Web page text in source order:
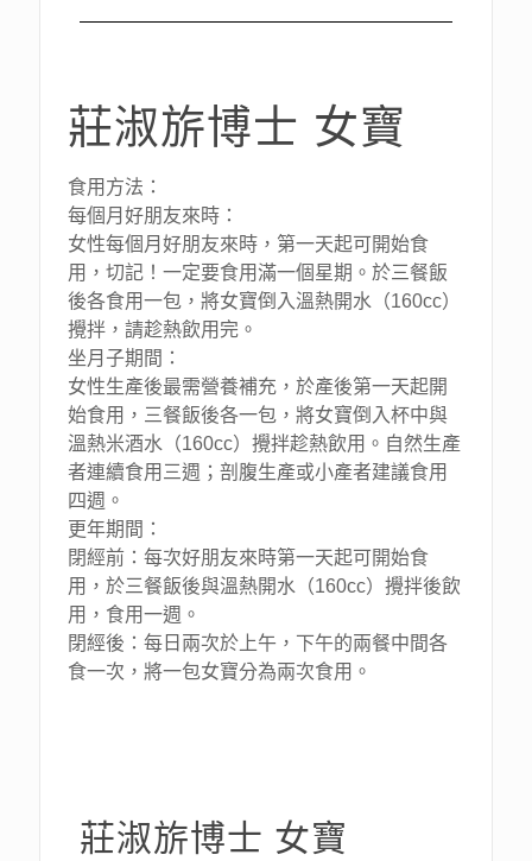
莊淑旂博士 女寶
食用方法：
每個月好朋友來時：
女性每個月好朋友來時，第一天起可開始食
用，切記！一定要食用滿一個星期。於三餐飯
後各食用一包，將女寶倒入溫熱開水（160cc）
攪拌，請趁熱飲用完。
坐月子期間：
女性生產後最需營養補充，於產後第一天起開
始食用，三餐飯後各一包，將女寶倒入杯中與
溫熱米酒水（160cc）攪拌趁熱飲用。自然生產
者連續食用三週；剖腹生產或小產者建議食用
四週。
更年期間：
閉經前：每次好朋友來時第一天起可開始食
用，於三餐飯後與溫熱開水（160cc）攪拌後飲
用，食用一週。
閉經後：每日兩次於上午，下午的兩餐中間各
食一次，將一包女寶分為兩次食用。
莊淑旂博士 女寶